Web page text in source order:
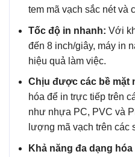
tem mã vạch sắc nét và
Tốc độ in nhanh: Với
đến 8 inch/giây, máy in
hiệu quả làm việc.
Chịu được các bề mặt
hóa để in trực tiếp trên
như nhựa PC, PVC và
lượng mã vạch trên các
Khả năng đa dạng hóa